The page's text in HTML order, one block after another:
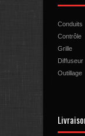
Conduits
Contrôle
Grille
Diffuseur
Outillage